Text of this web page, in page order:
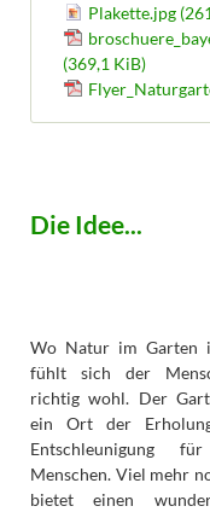
Plakette.jpg
(369,1 KiB)
Die Idee...
Wo Natur im Garten
fühlt sich der
richtig wohl. Der
ein Ort der
Entschleunigung
Menschen. Viel mehr
bietet einen